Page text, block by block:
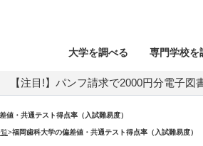
大学を調べる 専門学校を
【注目!】パンフ請求で2000円分電子図
値・共通テスト得点率（入試難易度）
>福岡歯科大学の偏差値・共通テスト得点率（入試難易度）